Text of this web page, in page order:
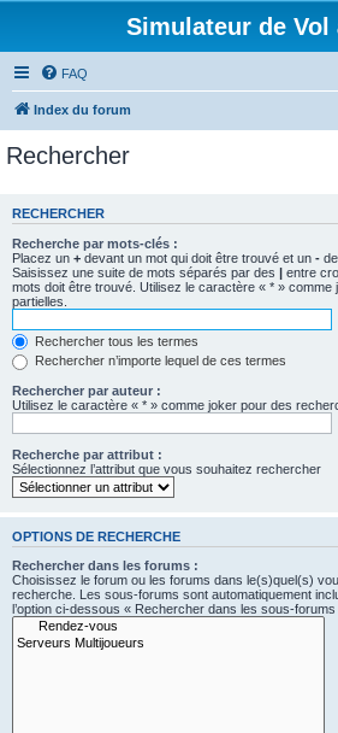
Simulateur de Vol
FAQ
Index du forum
Rechercher
RECHERCHER
Recherche par mots-clés :
Placez un + devant un mot qui doit être trouvé et un -
Saisissez une suite de mots séparés par des | entre
mots doit être trouvé. Utilisez le caractère « * »
partielles.
Rechercher tous les termes
Rechercher n’importe lequel de ces termes
Rechercher par auteur :
Utilisez le caractère « * » comme joker pour des
Recherche par attribut :
Sélectionnez l’attribut que vous souhaitez rechercher
OPTIONS DE RECHERCHE
Rechercher dans les forums :
Choisissez le forum ou les forums dans le(s)quel(s)
recherche. Les sous-forums sont automatiquement
l’option ci-dessous « Rechercher dans les sous-forums